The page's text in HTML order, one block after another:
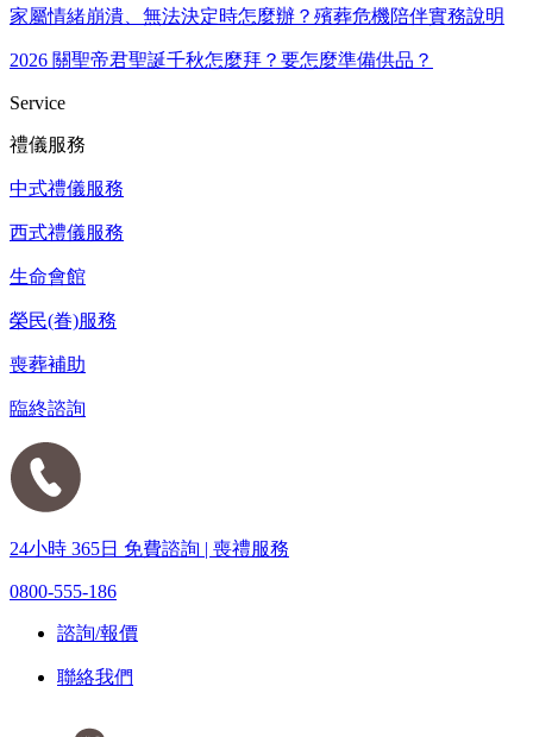
家屬情緒崩潰、無法決定時怎麼辦？殯葬危機陪伴實務說明
2026 關聖帝君聖誕千秋怎麼拜？要怎麼準備供品？
Service
禮儀服務
中式禮儀服務
西式禮儀服務
生命會館
榮民(眷)服務
喪葬補助
臨終諮詢
24小時 365日 免費諮詢 | 喪禮服務
0800-555-186
諮詢/報價
聯絡我們